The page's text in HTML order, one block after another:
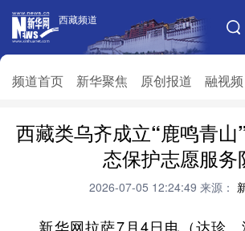
西藏频道
频道首页 新华聚焦 原创报道 融视频
西藏频道
频道栏目
频道首页 新华聚焦 原创报
新华访谈 新华云直
生态西藏 文化旅
西藏类乌齐成立“鹿鸣青山
态保护志愿服务
2026-07-05 12:24:49 来源：
新华网拉萨7月4日电（达珍、